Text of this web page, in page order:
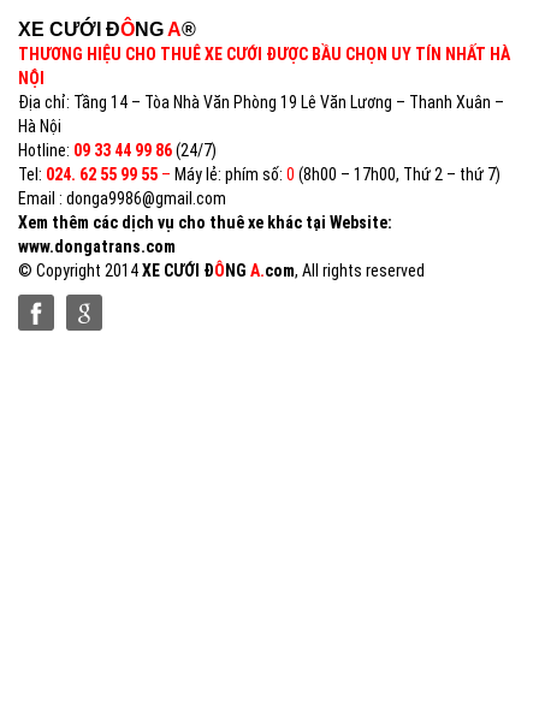
XE CƯỚI ĐÔNGA®
THƯƠNG HIỆU CHO THUÊ XE CƯỚI ĐƯỢC BẦU CHỌN UY TÍN NHẤT HÀ
NỘI
Địa chỉ: Tầng 14 – Tòa Nhà Văn Phòng 19 Lê Văn Lương – Thanh Xuân –
Hà Nội
Hotline: 09 33 44 99 86(24/7)
Tel: 024. 62 55 99 55 – Máy lẻ: phím số: 0 (8h00 – 17h00, Thứ 2 – thứ 7)
Email : donga9986@gmail.com
Xem thêm các dịch vụ cho thuê xe khác tại Website:
www.dongatrans.com
© Copyright 2014XE CƯỚI ĐÔ NG A.com, All rights reserved